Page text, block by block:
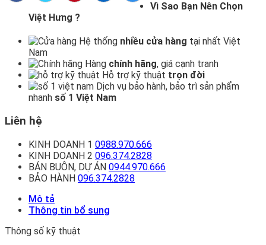
Vì Sao Bạn Nên Chọn
Việt Hưng ?
Hệ thống nhiều cửa hàng tại nhất Việt
Nam
Hàng chính hãng, giá cạnh tranh
Hỗ trợ kỹ thuật trọn đời
Dịch vụ bảo hành, bảo trì sản phẩm
nhanh số 1 Việt Nam
Liên hệ
KINH DOANH 1 0988.970.666
KINH DOANH 2 096.374.2828
BÁN BUÔN, DỰ ÁN 0944.970.666
BẢO HÀNH 096.374.2828
Mô tả
Thông tin bổ sung
Thông số kỹ thuật